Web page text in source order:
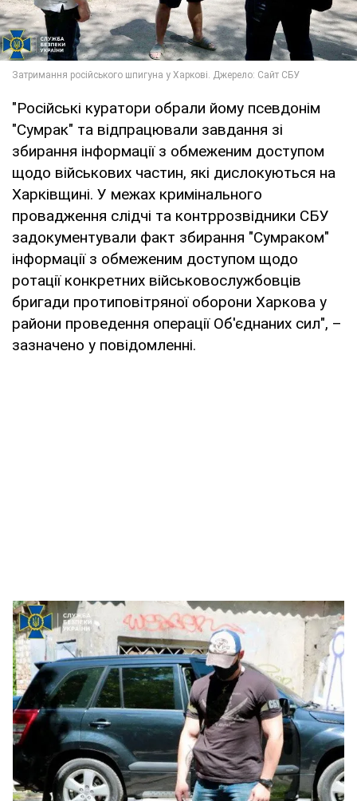
"Російські куратори обрали йому псевдонім
"Сумрак" та відпрацювали завдання зі
збирання інформації з обмеженим доступом
щодо військових частин, які дислокуються на
Харківщині. У межах кримінального
провадження слідчі та контррозвідники СБУ
задокументували факт збирання "Сумраком"
інформації з обмеженим доступом щодо
ротації конкретних військовослужбовців
бригади протиповітряної оборони Харкова у
райони проведення операції Об'єднаних сил", –
зазначено у повідомленні.